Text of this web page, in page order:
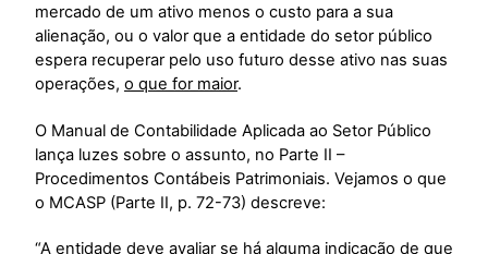
mercado de um ativo menos o custo para a sua
alienação, ou o valor que a entidade do setor público
espera recuperar pelo uso futuro desse ativo nas suas
operações, o que for maior.
O Manual de Contabilidade Aplicada ao Setor Público
lança luzes sobre o assunto, no Parte II –
Procedimentos Contábeis Patrimoniais. Vejamos o que
o MCASP (Parte II, p. 72-73) descreve:
“A entidade deve avaliar se há alguma indicação de que